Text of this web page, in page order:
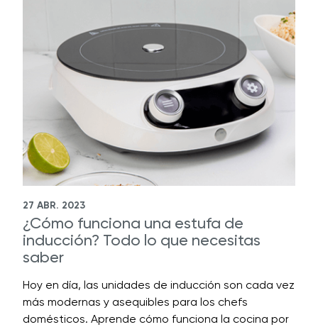
27 ABR. 2023
¿Cómo funciona una estufa de
inducción? Todo lo que necesitas
saber
Hoy en día, las unidades de inducción son cada vez
más modernas y asequibles para los chefs
domésticos. Aprende cómo funciona la cocina por